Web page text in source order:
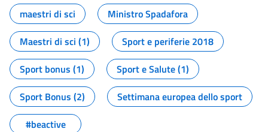
maestri di sci
Ministro Spadafora
Maestri di sci (1)
Sport e periferie 2018
Sport bonus (1)
Sport e Salute (1)
Sport Bonus (2)
Settimana europea dello sport
#beactive